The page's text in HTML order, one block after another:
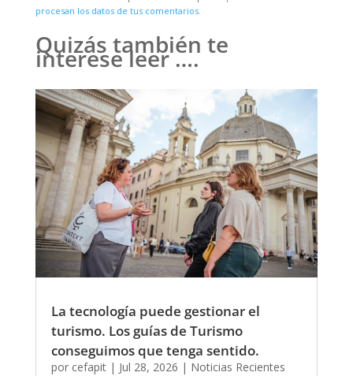
procesan los datos de tus comentarios.
Quizás también te
interese leer ….
La tecnología puede gestionar el
turismo. Los guías de Turismo
conseguimos que tenga sentido.
por cefapit| Jul 28, 2026 | Noticias Recientes